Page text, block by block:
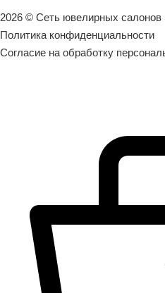
2026 © Сеть ювелирных салонов
Политика конфиденциальности
Согласие на обработку